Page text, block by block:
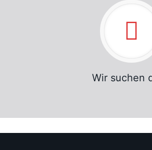
Wir suchen